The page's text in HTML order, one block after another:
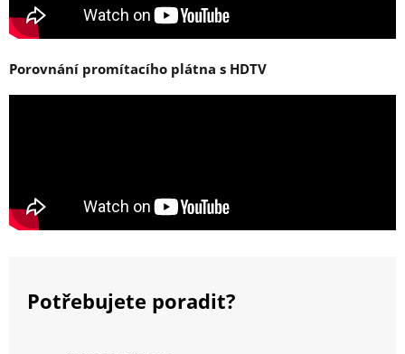
Porovnání promítacího plátna s HDTV
Potřebujete poradit?